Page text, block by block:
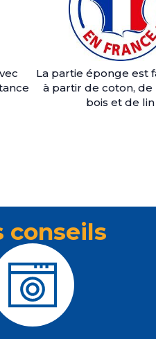
La partie éponge est
à partir de coton, de
bois et de lin
conseils